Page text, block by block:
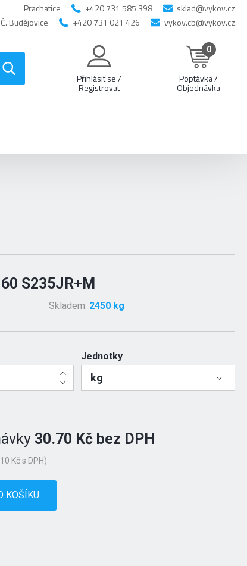
Prachatice +420 731 585 398
sklad@vykov.cz
Č. Budějovice
+420 731 021 426 vykov.cb@vykov.cz
Přihlásit se /
Registrovat
0
Poptávka /
Objednávka
S235JR+M
Skladem: 2450 kg
Jednotky
kg
30.70 Kč bez DPH
Kč s DPH)
KOŠÍKU